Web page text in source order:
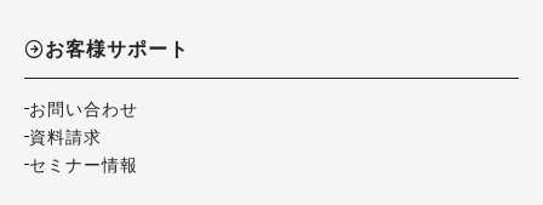
お客様サポート
お問い合わせ
資料請求
セミナー情報